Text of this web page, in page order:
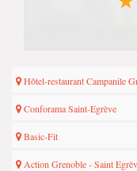
Hôtel-restaurant Campanile
Conforama Saint-Egrève
Basic-Fit
Action Grenoble - Saint